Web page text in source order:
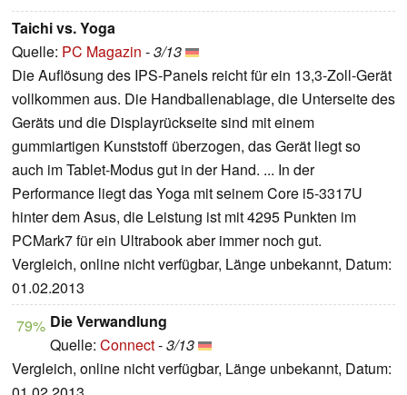
Taichi vs. Yoga
Quelle: PC Magazin -3/13
Die Auflösung des IPS-Panels reicht für ein 13,3-Zoll-Gerät
vollkommen aus. Die Handballenablage, die Unterseite des
Geräts und die Displayrückseite sind mit einem
gummiartigen Kunststoff überzogen, das Gerät liegt so
auch im Tablet-Modus gut in der Hand. ... In der
Performance liegt das Yoga mit seinem Core i5-3317U
hinter dem Asus, die Leistung ist mit 4295 Punkten im
PCMark7 für ein Ultrabook aber immer noch gut.
Vergleich, online nicht verfügbar, Länge unbekannt, Datum:
01.02.2013
79% Die Verwandlung
Quelle: Connect-3/13
Vergleich, online nicht verfügbar, Länge unbekannt, Datum: